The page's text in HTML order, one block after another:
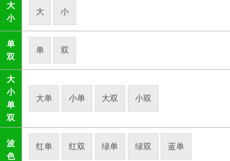
大
小
大 小
单
双
单 双
大
小
单
双
大单 小单 大双 小双
波
色
红单 红双 绿单 绿双 蓝单